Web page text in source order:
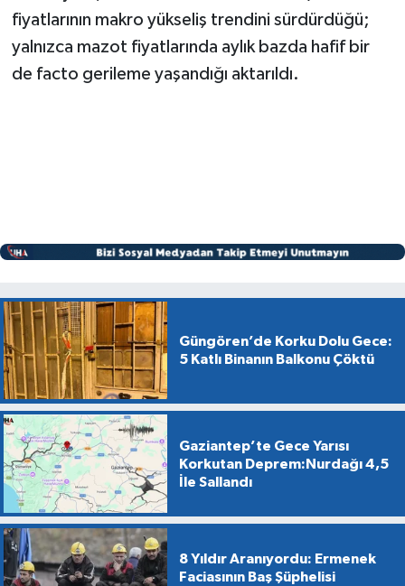
fiyatlarının makro yükseliş trendini sürdürdüğü;
yalnızca mazot fiyatlarında aylık bazda hafif bir
de facto gerileme yaşandığı aktarıldı.
Güngören’de Korku Dolu Gece:
5 Katlı Binanın Balkonu Çöktü
Gaziantep’te Gece Yarısı
Korkutan Deprem:Nurdağı 4,5
İle Sallandı
8 Yıldır Aranıyordu: Ermenek
Faciasının Baş Şüphelisi